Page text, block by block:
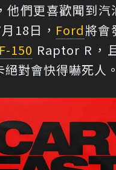
他們更喜歡聞到汽
18日， Ford將會
F-150 Raptor R，
對會快得嚇死人。